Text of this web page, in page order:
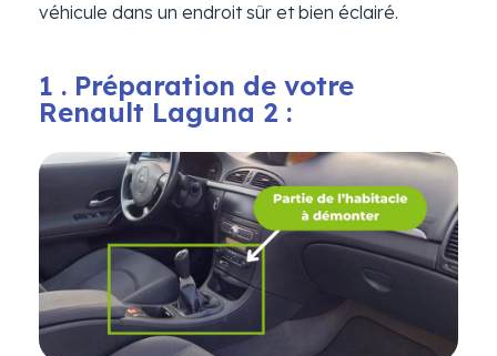
véhicule dans un endroit sûr et bien éclairé.
1 . Préparation de votre
Renault Laguna 2 :